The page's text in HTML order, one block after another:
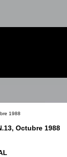
1988
Octubre 1988